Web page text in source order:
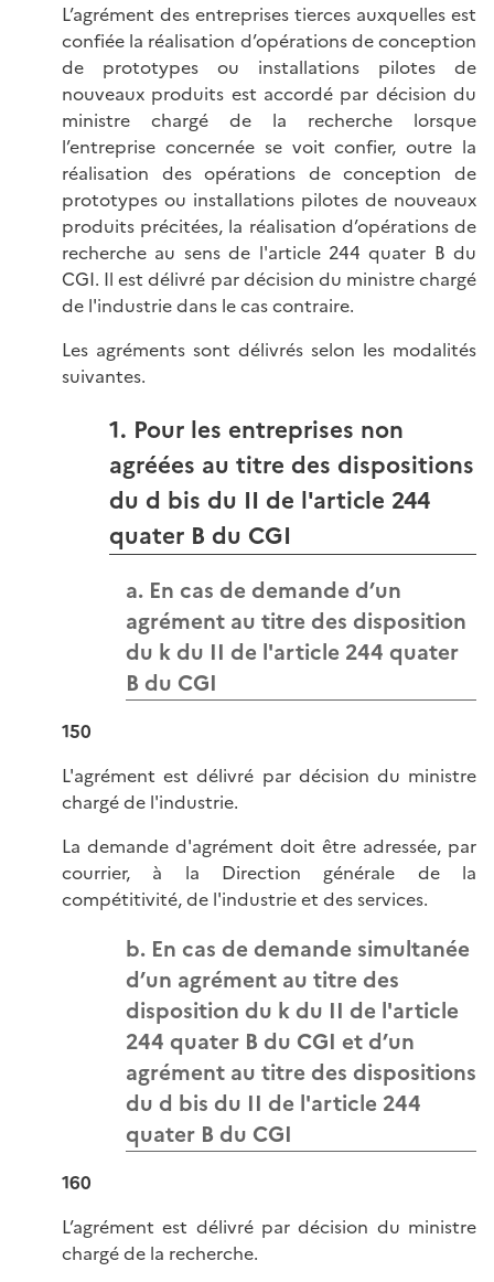
L’agrément des entreprises tierces auxquelles est
confiée la réalisation d’opérations de conception
de prototypes ou installations pilotes de
nouveaux produits est accordé par décision du
ministre chargé de la recherche lorsque
l’entreprise concernée se voit confier, outre la
réalisation des opérations de conception de
prototypes ou installations pilotes de nouveaux
produits précitées, la réalisation d’opérations de
recherche au sens de l'article 244 quater B du
CGI. Il est délivré par décision du ministre chargé
de l'industrie dans le cas contraire.
Les agréments sont délivrés selon les modalités
suivantes.
1. Pour les entreprises non
agréées au titre des dispositions
du d bis du II de l'article 244
quater B du CGI
a. En cas de demande d’un
agrément au titre des disposition
du k du II de l'article 244 quater
B du CGI
150
L'agrément est délivré par décision du ministre
chargé de l'industrie.
La demande d'agrément doit être adressée, par
courrier, à la Direction générale de la
compétitivité, de l'industrie et des services.
b. En cas de demande simultanée
d’un agrément au titre des
disposition du k du II de l'article
244 quater B du CGI et d’un
agrément au titre des dispositions
du d bis du II de l'article 244
quater B du CGI
160
L’agrément est délivré par décision du ministre
chargé de la recherche.